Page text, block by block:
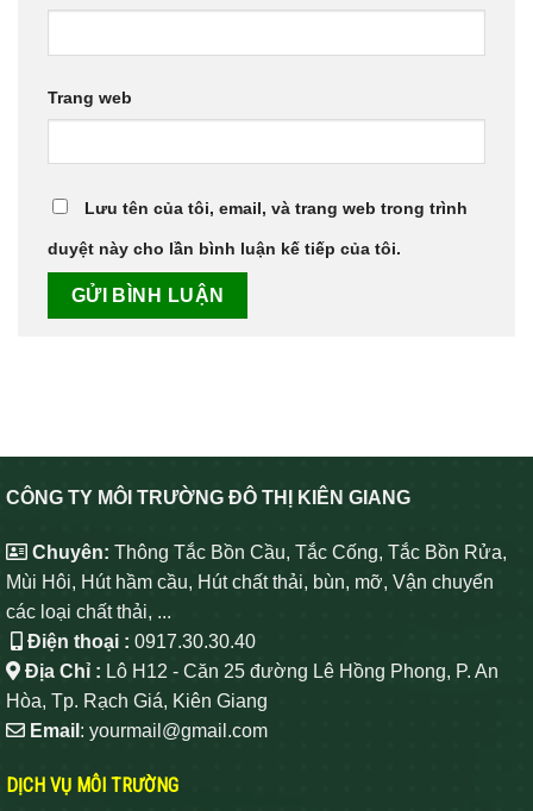
Trang web
Lưu tên của tôi, email, và trang web trong trình
duyệt này cho lần bình luận kế tiếp của tôi.
CÔNG TY MÔI TRƯỜNG ĐÔ THỊ KIÊN GIANG
Chuyên: Thông Tắc Bồn Cầu, Tắc Cống, Tắc Bồn Rửa,
Mùi Hôi, Hút hầm cầu, Hút chất thải, bùn, mỡ, Vận chuyển
các loại chất thải, ...
Điện thoại : 0917.30.30.40
Địa Chỉ : Lô H12 - Căn 25 đường Lê Hồng Phong, P. An
Hòa, Tp. Rạch Giá, Kiên Giang
Email : yourmail@gmail.com
DỊCH VỤ MÔI TRƯỜNG